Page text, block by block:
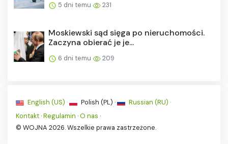
5 dni temu 231
Moskiewski sąd sięga po nieruchomości.
Zaczyna obierać je je...
6 dni temu 209
English (US) · Polish (PL) ·
Russian (RU) ·
Kontakt ·Regulamin ·O nas ·
© WOJNA 2026. Wszelkie prawa zastrzeżone.